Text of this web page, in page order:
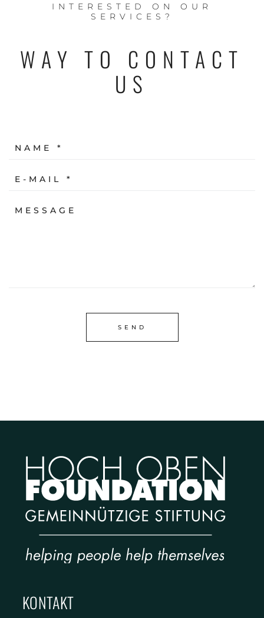
INTERESTED ON OUR
SERVICES?
WAY TO CONTACT
US
KONTAKT